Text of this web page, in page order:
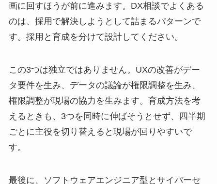
画に回すほうが前に進みます。DX相談でよくある
のは、採用で解決しようとして詰まるパターンで
す。採用と育成を分けて設計してください。
この3つは独立ではありません。UXの改善がデー
タ要件を生み、データの議論が権限調整を生み、
権限調整が現場の協力を生みます。育成方法を考
えるときも、3つを同時に伸ばそうとせず、四半期
ごとに主役を切り替えると現場が回りやすいで
す。
最後に、ソフトウェアエンジニア型とサイバーセ